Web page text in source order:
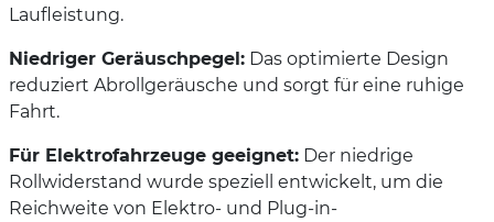
Laufleistung.
Niedriger Geräuschpegel: Das optimierte Design
reduziert Abrollgeräusche und sorgt für eine ruhige
Fahrt.
Für Elektrofahrzeuge geeignet: Der niedrige
Rollwiderstand wurde speziell entwickelt, um die
Reichweite von Elektro- und Plug-in-